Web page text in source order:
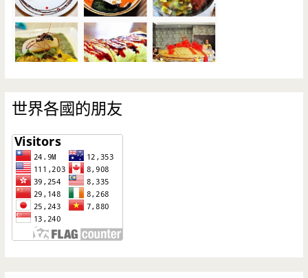
世界各國的朋友